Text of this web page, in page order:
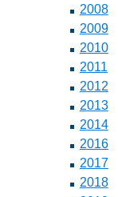
2008
2009
2010
2011
2012
2013
2014
2016
2017
2018